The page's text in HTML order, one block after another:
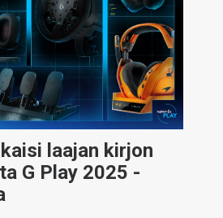
laajan kirjon
G Play 2025 -